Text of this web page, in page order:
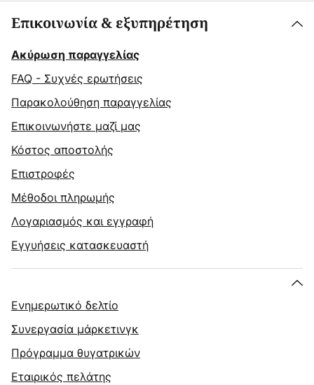
Επικοινωνία & εξυπηρέτηση
Ακύρωση παραγγελίας
FAQ - Συχνές ερωτήσεις
Παρακολούθηση παραγγελίας
Επικοινωνήστε μαζί μας
Κόστος αποστολής
Επιστροφές
Μέθοδοι πληρωμής
Λογαριασμός και εγγραφή
Εγγυήσεις κατασκευαστή
Ενημερωτικό δελτίο
Συνεργασία μάρκετινγκ
Πρόγραμμα θυγατρικών
Εταιρικός πελάτης